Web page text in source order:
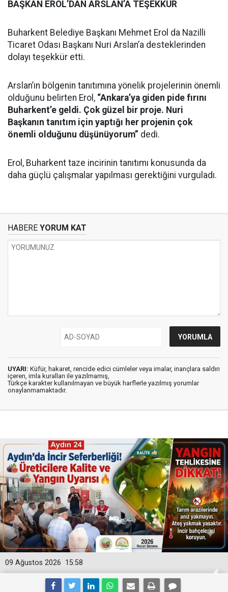
BAŞKAN EROL’DAN ARSLAN’A TEŞEKKÜR
Buharkent Belediye Başkanı Mehmet Erol da Nazilli
Ticaret Odası Başkanı Nuri Arslan’a desteklerinden
dolayı teşekkür etti.
Arslan’ın bölgenin tanıtımına yönelik projelerinin önemli
olduğunu belirten Erol, “Ankara’ya giden pide fırını
Buharkent’e geldi. Çok güzel bir proje. Nuri
Başkanın tanıtım için yaptığı her projenin çok
önemli olduğunu düşünüyorum” dedi.
Erol, Buharkent taze incirinin tanıtımı konusunda da
daha güçlü çalışmalar yapılması gerektiğini vurguladı.
HABERE YORUM KAT
UYARI: Küfür, hakaret, rencide edici cümleler veya imalar, inançlara saldırı
içeren, imla kuralları ile yazılmamış,
Türkçe karakter kullanılmayan ve büyük harflerle yazılmış yorumlar
onaylanmamaktadır.
15:58
09 Ağustos 2026